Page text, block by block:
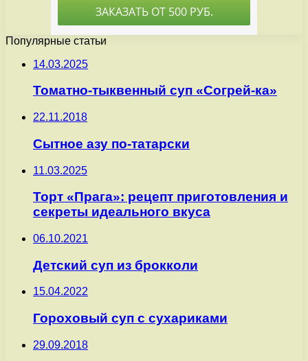
Популярные статьи
14.03.2025
Томатно-тыквенный суп «Согрей-ка»
22.11.2018
Сытное азу по-татарски
11.03.2025
Торт «Прага»: рецепт приготовления и
секреты идеального вкуса
06.10.2021
Детский суп из брокколи
15.04.2022
Гороховый суп с сухариками
29.09.2018